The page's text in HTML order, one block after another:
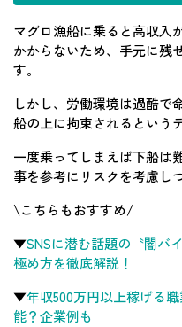
マグロ漁船に乗ると高収入
かからないため、手元に残
す。
しかし、労働環境は過酷で
船の上に拘束されるという
一度乗ってしまえば下船は
事を参考にリスクを考慮し
\こちらもおすすめ/
▼SNSに潜む話題の〝闇バ
極め方を徹底解説！
▼年収500万円以上稼げる
能？企業例も